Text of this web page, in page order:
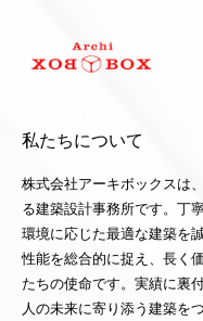
私たちについて
株式会社アーキボックスは
る建築設計事務所です。丁
環境に応じた最適な建築を
性能を総合的に捉え、長く
たちの使命です。実績に裏
人の未来に寄り添う建築を